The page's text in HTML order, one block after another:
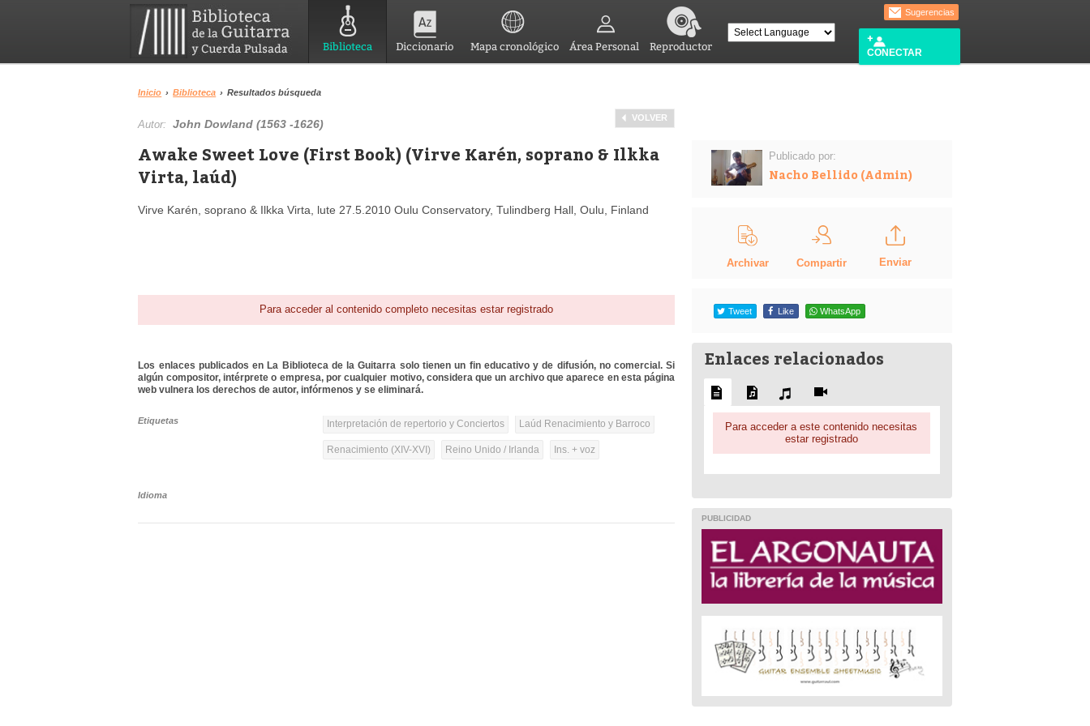
Biblioteca Diccionario Mapa cronológico Área Personal Reproductor
Sugerencias
CONECTAR
Inicio › Biblioteca › Resultados búsqueda
VOLVER
Autor:John Dowland (1563 -1626)
Awake Sweet Love (First Book) (Virve Karén, soprano & Ilkka
Virta, laúd)
Virve Karén, soprano & Ilkka Virta, lute 27.5.2010 Oulu Conservatory, Tulindberg Hall, Oulu, Finland
Para acceder al contenido completo necesitas estar registrado
Los enlaces publicados en La Biblioteca de la Guitarra solo tienen un fin educativo y de difusión, no comercial. Si
algún compositor, intérprete o empresa, por cualquier motivo, considera que un archivo que aparece en esta página
web vulnera los derechos de autor, infórmenos y se eliminará.
Etiquetas Interpretación de repertorio y Conciertos Laúd Renacimiento y Barroco
Renacimiento (XIV-XVI) Reino Unido / Irlanda Ins. + voz
Idioma
Publicado por:
Nacho Bellido (Admin)
Archivar Compartir Enviar
Tweet Like WhatsApp
Enlaces relacionados
Para acceder a este contenido necesitas
estar registrado
PUBLICIDAD